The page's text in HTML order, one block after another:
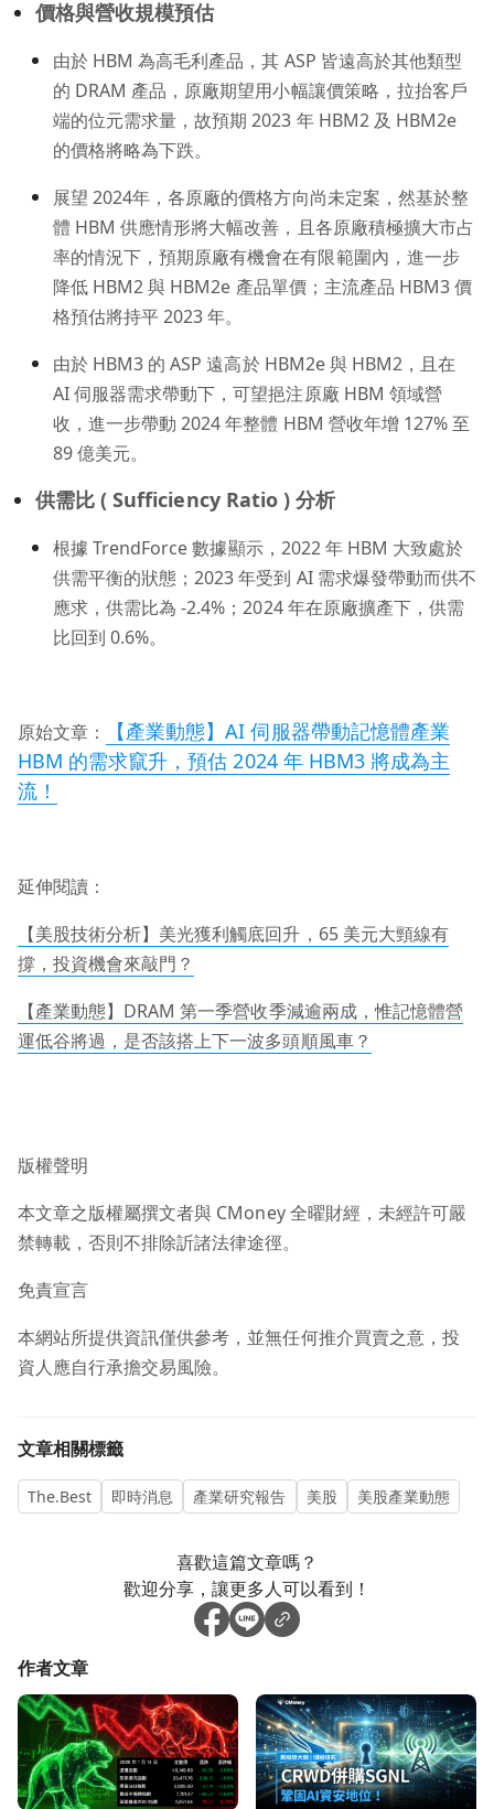
價格與營收規模預估
由於 HBM 為高毛利產品，其 ASP 皆遠高於其他類型
的 DRAM 產品，原廠期望用小幅讓價策略，拉抬客戶
端的位元需求量，故預期 2023 年 HBM2 及 HBM2e
的價格將略為下跌。
展望 2024年，各原廠的價格方向尚未定案，然基於整
體 HBM 供應情形將大幅改善，且各原廠積極擴大市占
率的情況下，預期原廠有機會在有限範圍內，進一步
降低 HBM2 與 HBM2e 產品單價；主流產品 HBM3 價
格預估將持平 2023 年。
由於 HBM3 的 ASP 遠高於 HBM2e 與 HBM2，且在
AI 伺服器需求帶動下，可望挹注原廠 HBM 領域營
收，進一步帶動 2024 年整體 HBM 營收年增 127% 至
89 億美元。
供需比 ( Sufficiency Ratio ) 分析
根據 TrendForce 數據顯示，2022 年 HBM 大致處於
供需平衡的狀態；2023 年受到 AI 需求爆發帶動而供不
應求，供需比為 -2.4%；2024 年在原廠擴產下，供需
比回到 0.6%。
原始文章：
【產業動態】AI 伺服器帶動記憶體產業
HBM 的需求竄升，預估 2024 年 HBM3 將成為主
流！
延伸閱讀：
【美股技術分析】美光獲利觸底回升，65 美元大頸線有
撐，投資機會來敲門？
【產業動態】DRAM 第一季營收季減逾兩成，惟記憶體營
運低谷將過，是否該搭上下一波多頭順風車？
版權聲明
本文章之版權屬撰文者與 CMoney 全曜財經，未經許可嚴
禁轉載，否則不排除訢諸法律途徑。
免責宣言
本網站所提供資訊僅供參考，並無任何推介買賣之意，投
資人應自行承擔交易風險。
文章相關標籤
The.Best 即時消息 產業研究報告 美股 美股產業動態
喜歡這篇文章嗎？
歡迎分享，讓更多人可以看到！
作者文章